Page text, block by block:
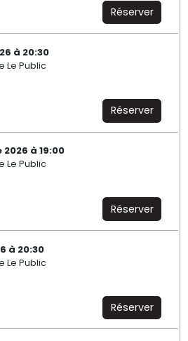
Réserver
à 20:30
Le Public
Réserver
à 19:00
Le Public
Réserver
à 20:30
Le Public
Réserver